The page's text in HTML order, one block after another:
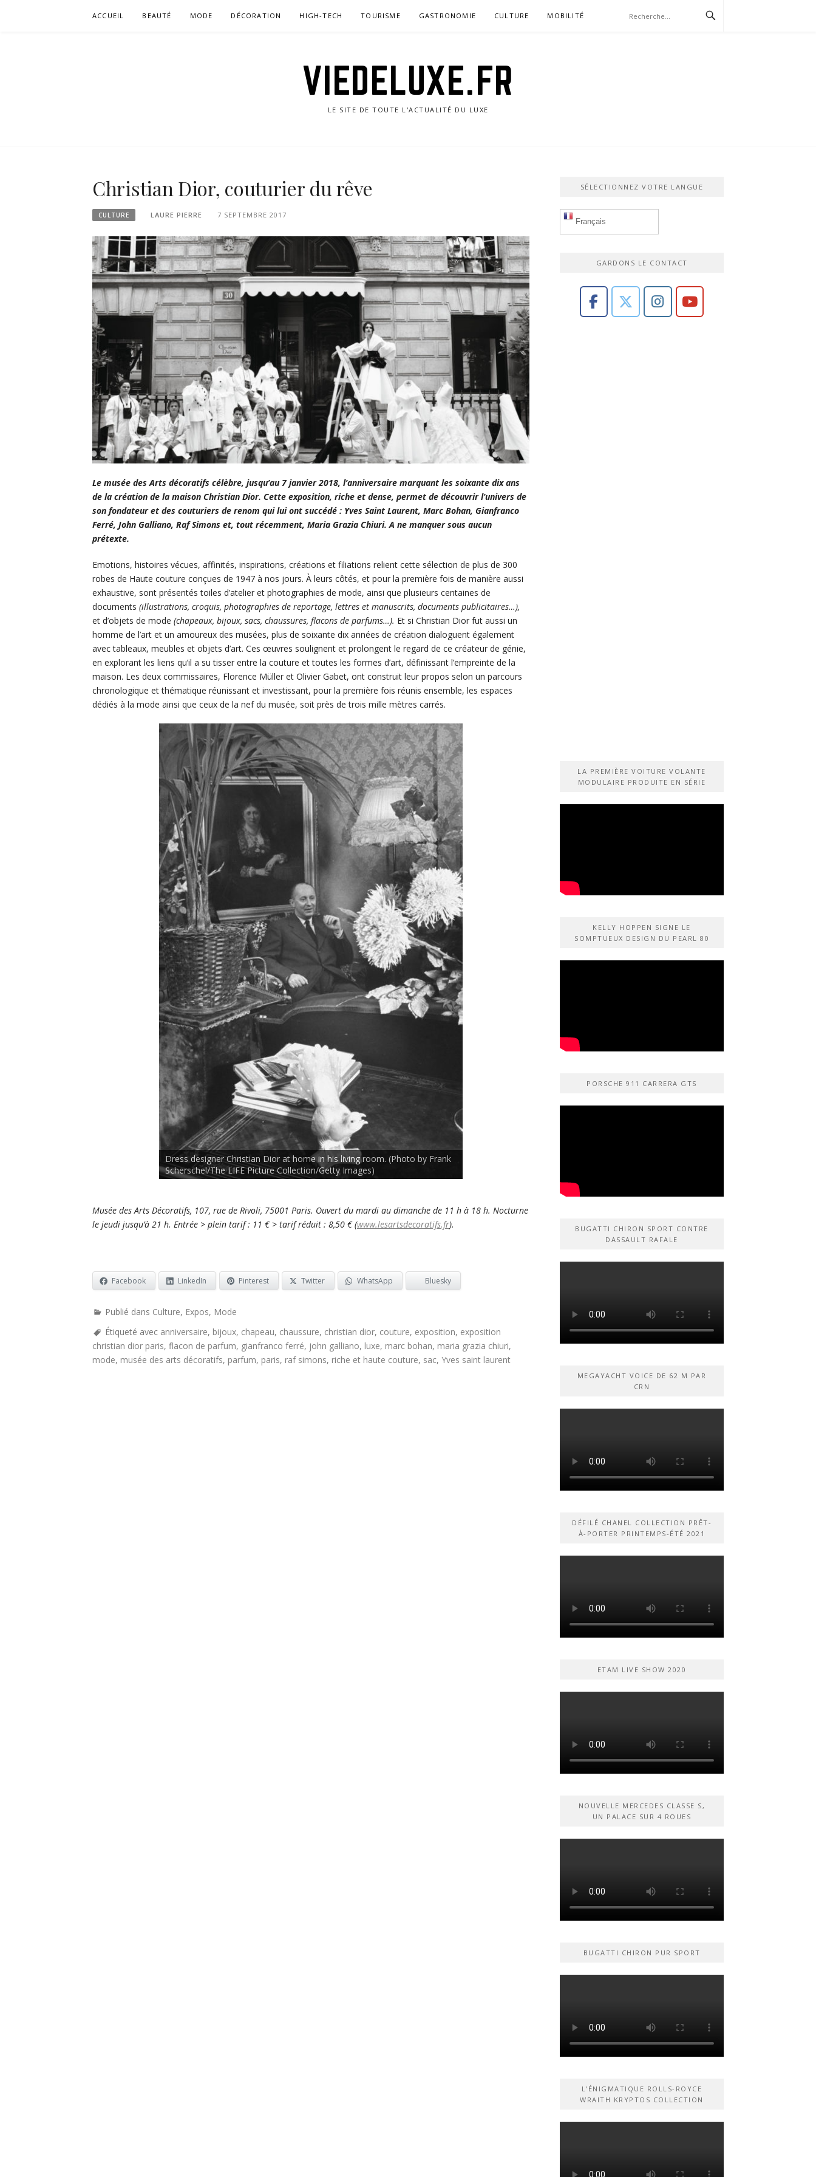
ACCUEIL BEAUTÉ MODE DÉCORATION HIGH-TECH TOURISME GASTRONOMIE CULTURE MOBILITÉ
VIEDELUXE.FR
LE SITE DE TOUTE L'ACTUALITÉ DU LUXE
Christian Dior, couturier du rêve
CULTURE LAURE PIERRE 7 SEPTEMBRE 2017
Le musée des Arts décoratifs célèbre, jusqu’au 7 janvier 2018, l’anniversaire marquant les soixante dix ans
de la création de la maison Christian Dior. Cette exposition, riche et dense, permet de découvrir l’univers de
son fondateur et des couturiers de renom qui lui ont succédé : Yves Saint Laurent, Marc Bohan, Gianfranco
Ferré, John Galliano, Raf Simons et, tout récemment, Maria Grazia Chiuri. A ne manquer sous aucun
prétexte.
Emotions, histoires vécues, affinités, inspirations, créations et filiations relient cette sélection de plus de 300
robes de Haute couture conçues de 1947 à nos jours. À leurs côtés, et pour la première fois de manière aussi
exhaustive, sont présentés toiles d’atelier et photographies de mode, ainsi que plusieurs centaines de
documents (illustrations, croquis, photographies de reportage, lettres et manuscrits, documents publicitaires…),
et d’objets de mode (chapeaux, bijoux, sacs, chaussures, flacons de parfums…). Et si Christian Dior fut aussi un
homme de l’art et un amoureux des musées, plus de soixante dix années de création dialoguent également
avec tableaux, meubles et objets d’art. Ces œuvres soulignent et prolongent le regard de ce créateur de génie,
en explorant les liens qu’il a su tisser entre la couture et toutes les formes d’art, définissant l’empreinte de la
maison. Les deux commissaires, Florence Müller et Olivier Gabet, ont construit leur propos selon un parcours
chronologique et thématique réunissant et investissant, pour la première fois réunis ensemble, les espaces
dédiés à la mode ainsi que ceux de la nef du musée, soit près de trois mille mètres carrés.
Dress designer Christian Dior at home in his living room. (Photo by Frank
Scherschel/The LIFE Picture Collection/Getty Images)
Musée des Arts Décoratifs, 107, rue de Rivoli, 75001 Paris. Ouvert du mardi au dimanche de 11 h à 18 h. Nocturne
le jeudi jusqu’à 21 h. Entrée > plein tarif : 11 € > tarif réduit : 8,50 € (www.lesartsdecoratifs.fr).
Facebook LinkedIn Pinterest Twitter WhatsApp Bluesky
Publié dans Culture, Expos, Mode
Étiqueté avec anniversaire, bijoux, chapeau, chaussure, christian dior, couture, exposition, exposition
christian dior paris, flacon de parfum, gianfranco ferré, john galliano, luxe, marc bohan, maria grazia chiuri,
mode, musée des arts décoratifs, parfum, paris, raf simons, riche et haute couture, sac, Yves saint laurent
SÉLECTIONNEZ VOTRE LANGUE
Français
GARDONS LE CONTACT
LA PREMIÈRE VOITURE VOLANTE
MODULAIRE PRODUITE EN SÉRIE
KELLY HOPPEN SIGNE LE
SOMPTUEUX DESIGN DU PEARL 80
PORSCHE 911 CARRERA GTS
BUGATTI CHIRON SPORT CONTRE
DASSAULT RAFALE
MEGAYACHT VOICE DE 62 M PAR
CRN
DÉFILÉ CHANEL COLLECTION PRÊT-
À-PORTER PRINTEMPS-ÉTÉ 2021
ETAM LIVE SHOW 2020
NOUVELLE MERCEDES CLASSE S,
UN PALACE SUR 4 ROUES
BUGATTI CHIRON PUR SPORT
L’ÉNIGMATIQUE ROLLS-ROYCE
WRAITH KRYPTOS COLLECTION